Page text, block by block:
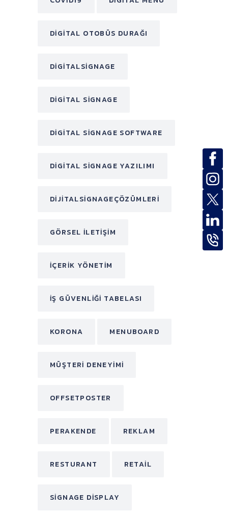
DIGITAL OTOBÜS DURAĞI
DIGITALSIGNAGE
DIGITAL SIGNAGE
DIGITAL SIGNAGE SOFTWARE
DIGITAL SIGNAGE YAZILIMI
DIJITALSIGNAGEÇÖZÜMLERI
GÖRSEL ILETIŞIM
IÇERIK YÖNETIM
IŞ GÜVENLIĞI TABELASI
KORONA MENUBOARD
MÜŞTERI DENEYIMI
OFFSETPOSTER
PERAKENDE REKLAM
RESTURANT RETAIL
SIGNAGE DISPLAY